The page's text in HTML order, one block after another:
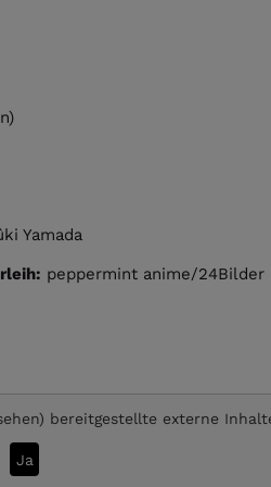
Yamada
peppermint anime/24Bilder
bereitgestellte externe
Ja